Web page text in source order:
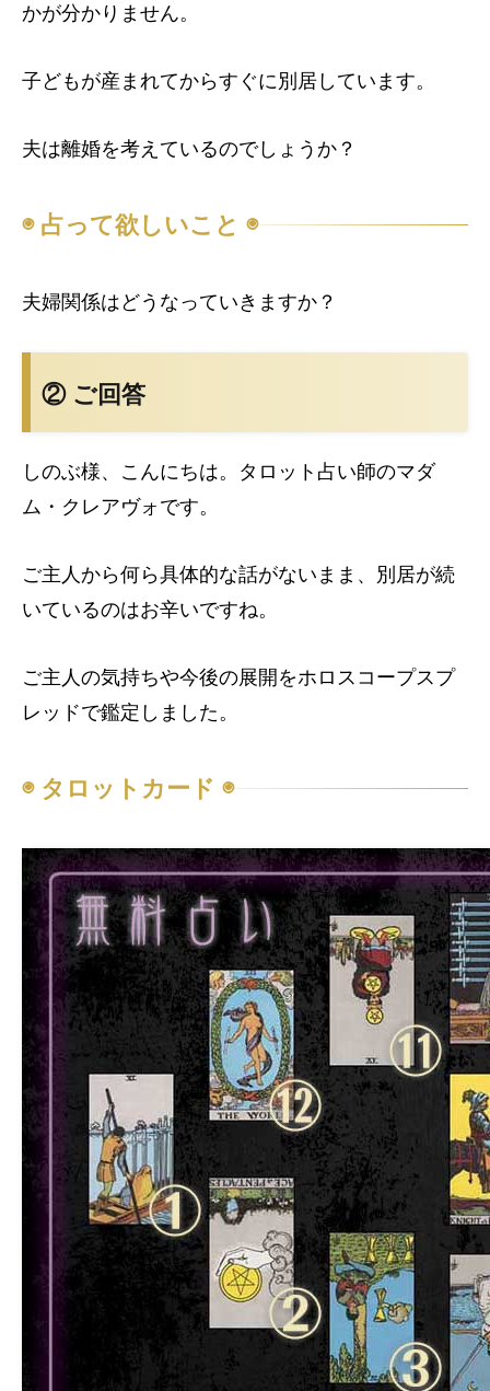
かが分かりません。
子どもが産まれてからすぐに別居しています。
夫は離婚を考えているのでしょうか？
◉ 占って欲しいこと ◉
夫婦関係はどうなっていきますか？
② ご回答
しのぶ様、こんにちは。タロット占い師のマダ
ム・クレアヴォです。
ご主人から何ら具体的な話がないまま、別居が続
いているのはお辛いですね。
ご主人の気持ちや今後の展開をホロスコープスプ
レッドで鑑定しました。
◉ タロットカード ◉